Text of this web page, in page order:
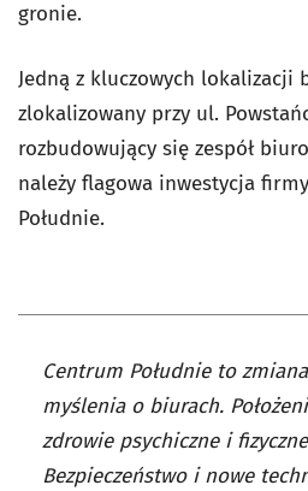
gronie.
Jedną z kluczowych lokalizacji
zlokalizowany przy ul.
rozbudowujący się zespół
należy flagowa inwestycja
Południe.
Centrum Południe to
myślenia o biurach.
zdrowie psychiczne i
Bezpieczeństwo i nowe